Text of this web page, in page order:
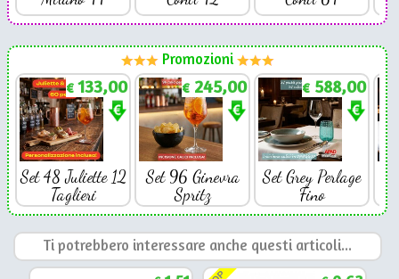
Promozioni
€ 133,00
Set 48 Juliette 12
Taglieri
€ 245,00
Set 96 Ginevra
Spritz
€ 588,00
Set Grey Perlage
Fino
Ti potrebbero interessare anche questi articoli...